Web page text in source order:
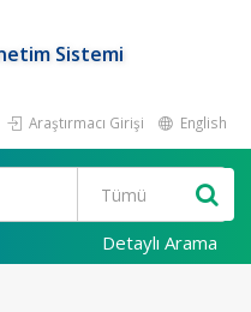
Sistemi
Araştırmacı Girişi English
Detaylı Arama